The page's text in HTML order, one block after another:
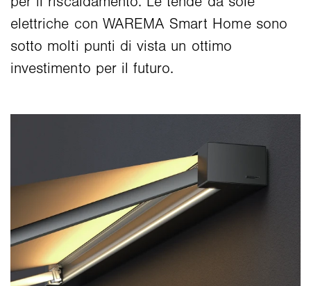
elettriche con WAREMA Smart Home sono
sotto molti punti di vista un ottimo
investimento per il futuro.